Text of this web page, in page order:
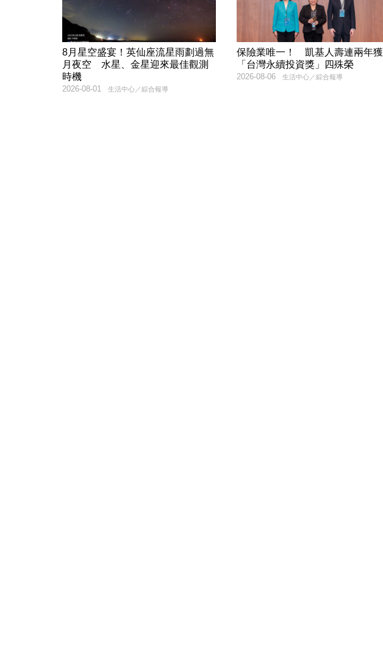
8月星空盛宴！英仙座流星雨劃過無
月夜空 水星、金星迎來最佳觀測
時機
生活中心／綜合報導
2026-08-01
保險業唯一！ 凱基人壽連兩年獲
「台灣永續投資獎」四殊榮
生活中心／綜合報導
2026-08-06